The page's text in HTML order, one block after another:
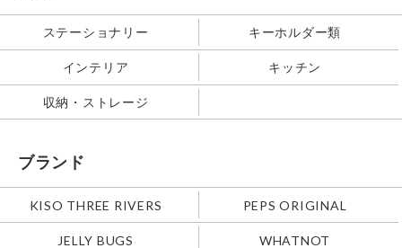
ステーショナリー キーホルダー類
インテリア キッチン
収納・ストレージ
ブランド
KISO THREE RIVERS PEPS ORIGINAL
JELLY BUGS WHATNOT